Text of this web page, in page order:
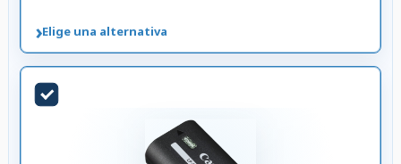
›Elige una alternativa